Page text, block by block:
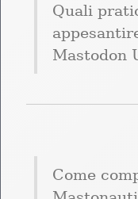
Quali
Mastodon
Come